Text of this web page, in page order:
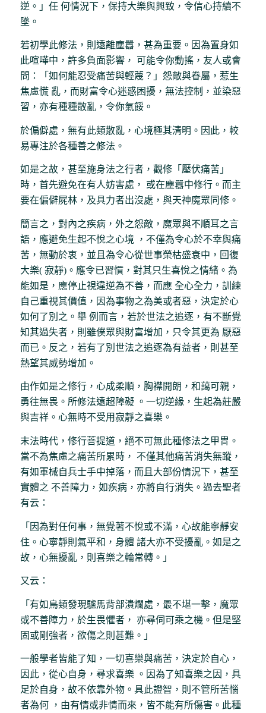
逆。」任 何情況下，保持大樂與興致，令信心持續不
墜。
若初學此修法，則遠離塵囂，甚為重要。因為置身如
此喧嘩中，許多負面影響， 可能令你動搖，友人或會
問：「如何能忍受痛苦與輕蔑？」怨敵與眷屬，惹生
焦慮慌 亂，而財富令心迷惑困擾，無法控制，並染惡
習，亦有種種散亂，令你氣餒。
於偏僻處，無有此類散亂，心境極其清明。因此，較
易專注於各種善之修法。
如是之故，甚至施身法之行者，觀修「壓伏痛苦」
時，首先避免在有人妨害處， 或在塵囂中修行。而主
要在偏僻屍林，及具力者出沒處，與天神魔眾同修。
簡言之，對內之疾病，外之怨敵，魔眾與不順耳之言
語，應避免生起不悅之心境 ，不僅為令心於不幸與痛
苦，無動於衷，並且為令心從世事榮枯盛衰中，回復
大樂( 寂靜)。應令已習慣，對其只生喜悅之情緒。為
能如是，應停止視違逆為不善，而應 全心全力，訓練
自己重視其價值，因為事物之為美或者惡，決定於心
如何了別之。舉 例而言，若於世法之追逐，有不斷覺
知其過失者，則雖僕眾與財富增加，只令其更為 厭惡
而已。反之，若有了別世法之追逐為有益者，則甚至
熱望其威勢增加。
由作如是之修行，心成柔順，胸襟開朗，和藹可親，
勇往無畏。所修法遠超障礙 。一切逆緣，生起為莊嚴
與吉祥。心無時不受用寂靜之喜樂。
末法時代，修行菩提道，絕不可無此種修法之甲冑。
當不為焦慮之痛苦所累時， 不僅其他痛苦消失無蹤，
有如軍械自兵士手中掉落，而且大部份情況下，甚至
實體之 不善障力，如疾病，亦將自行消失。過去聖者
有云：
「因為對任何事，無覺著不悅或不滿，心故能寧靜安
住。心寧靜則氣平和，身體 諸大亦不受擾亂。如是之
故，心無擾亂，則喜樂之輪常轉。」
又云：
「有如鳥類發現驢馬背部潰爛處，最不堪一擊，魔眾
或不善障力，於生畏懼者， 亦尋伺可乘之機。但是堅
固或剛強者，欲傷之則甚難。」
一般學者皆能了知，一切喜樂與痛苦，決定於自心，
因此，從心自身，尋求喜樂 。因為了知喜樂之因，具
足於自身，故不依靠外物。具此證智，則不管所苦惱
者為何 ，由有情或非情而來，皆不能有所傷害。此種